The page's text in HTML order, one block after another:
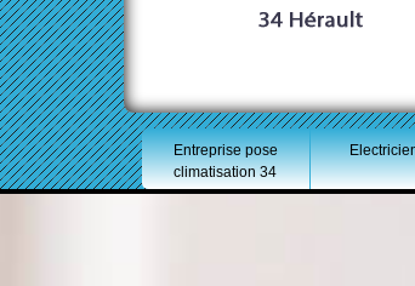
Entreprise pose
climatisation 34